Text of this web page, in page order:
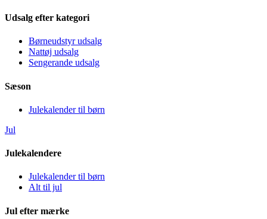
Udsalg efter kategori
Børneudstyr udsalg
Nattøj udsalg
Sengerande udsalg
Sæson
Julekalender til børn
Jul
Julekalendere
Julekalender til børn
Alt til jul
Jul efter mærke